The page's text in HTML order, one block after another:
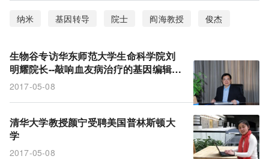
纳米 基因转导 院士 阎海教授
俊杰
全国五一劳动奖章
陈玲玲 基因编辑
生物谷专访华东师范大学生命科学院刘
明耀院长--敲响血友病治疗的基因编辑之
门
2017-05-08
清华大学教授颜宁受聘美国普林斯顿大
学
2017-05-08